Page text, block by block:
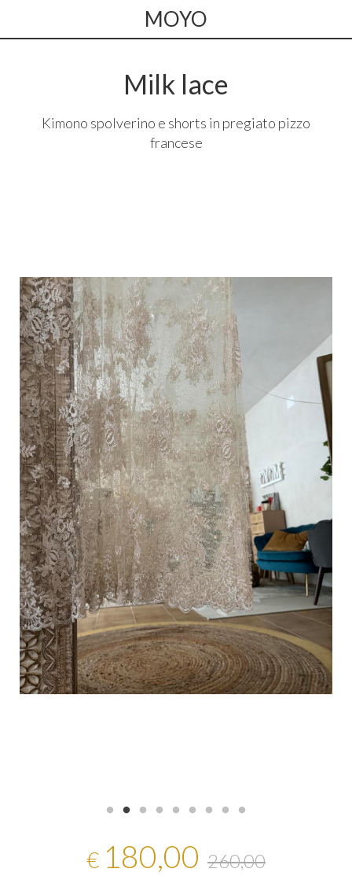
MOYO
Milk lace
Kimono spolverino e shorts in pregiato pizzo
francese
€ 180,00 260,00